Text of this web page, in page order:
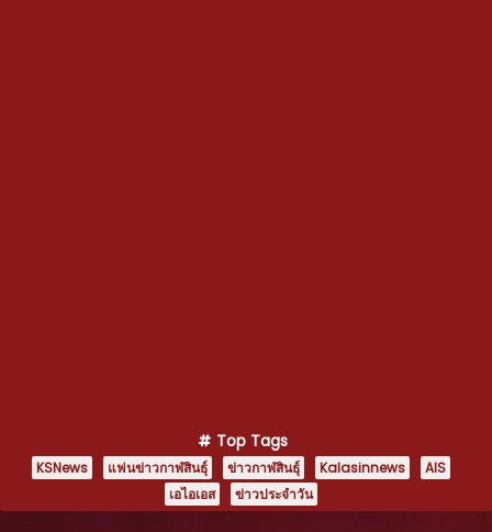
Top Tags
KSNews แฟนข่าวกาฬสินธุ์ ข่าวกาฬสินธุ์ Kalasinnews
AIS
เอไอเอส
ข่าวประจำวัน